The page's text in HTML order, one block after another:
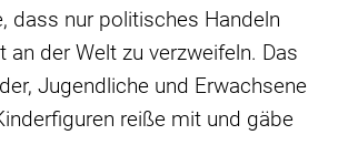
dass nur politisches Handeln
an der Welt zu verzweifeln. Das
Jugendliche und Erwachsene
reiße mit und gäbe